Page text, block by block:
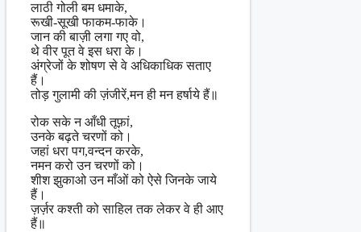
लाठी गोली बम धमाके,
रूखी-सूखी फाकम-फाके।
जान की बाज़ी लगा गए वो,
थे वीर पूत वे इस धरा के।
अंग्रेजों के शोषण से वे अधिकाधिक सताए
हैं।
तोड़ गुलामी की ज़ंजीरें,मन ही मन हर्षाये हैं॥
रोक सके न आँधी तूफ़ां,
उनके बढ़ते चरणों को।
जहां धरा पग,वन्दन करके,
नमन करो उन चरणों को।
शीश झुकाओ उन माँओं को ऐसे जिनके जाये
हैं।
ज़र्ज़र कश्ती को साहिल तक लेकर वे ही आए
हैं॥